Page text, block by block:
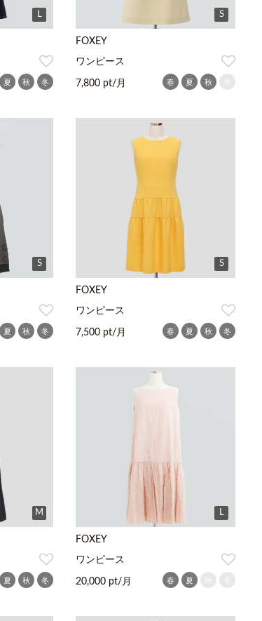
L
夏 秋 冬
S
FOXEY
ワンピース
7,800 pt/月 春 夏 秋
S
夏 秋 冬
S
FOXEY
ワンピース
7,500 pt/月 春 夏 秋 冬
M
夏 秋 冬
L
FOXEY
ワンピース
20,000 pt/月 春 夏